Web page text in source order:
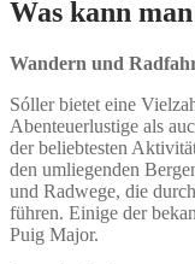
Was kann
Wandern und
Sóller bietet eine
Abenteuerlustige als
der beliebtesten
den umliegenden
und Radwege, die
führen. Einige der
Puig Major.